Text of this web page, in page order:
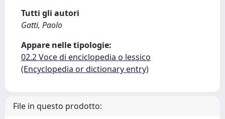
Tutti gli autori
Gatti, Paolo
Appare nelle tipologie:
02.2 Voce di enciclopedia o lessico
(Encyclopedia or dictionary entry)
File in questo prodotto: